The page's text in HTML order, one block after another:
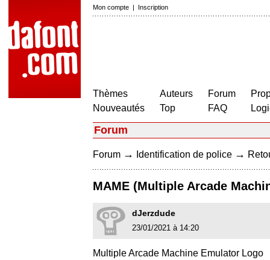
Mon compte | Inscription
Thèmes
Nouveautés
Auteurs
Top
Forum
FAQ
Forum
Forum → Identification de police →
MAME (Multiple Arcade
dJerzdude
23/01/2021 à 14:20
Multiple Arcade Machine Emulator Logo